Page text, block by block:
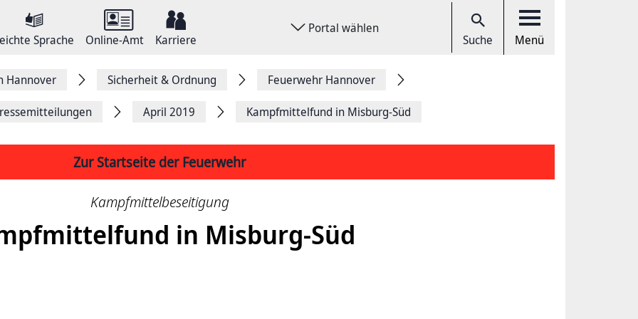
Sprache Online-Amt Karriere
Portal wählen
Suche Menü
Hannover Sicherheit & Ordnung Feuerwehr Hannover
April 2019 Kampfmittelfund in Misburg-Süd
Zur Startseite der Feuerwehr
Kampfmittelbeseitigung
in Misburg-Süd